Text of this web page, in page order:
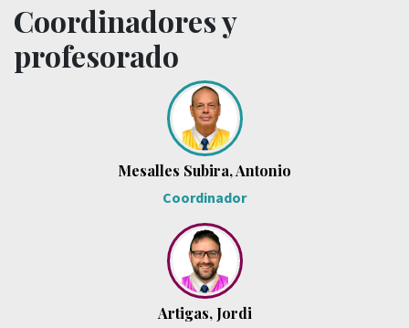
Coordinadores y
profesorado
Mesalles Subira, Antonio
Coordinador
Artigas, Jordi